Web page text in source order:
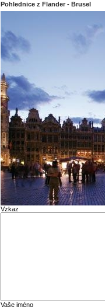
Pohlednice z Flander - Brusel
Vzkaz
Vaše jméno